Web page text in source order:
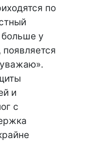
по
больше у
и
с